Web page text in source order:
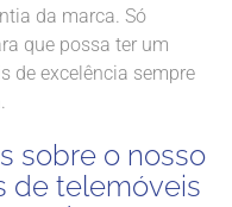
da marca. Só
que possa ter um
de excelência sempre
sobre o nosso
de telemóveis